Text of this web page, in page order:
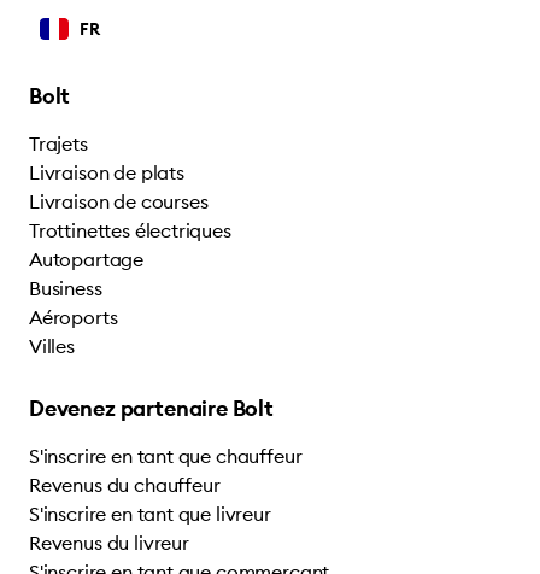
FR
Bolt
Trajets
Livraison de plats
Livraison de courses
Trottinettes électriques
Autopartage
Business
Aéroports
Villes
Devenez partenaire Bolt
S'inscrire en tant que chauffeur
Revenus du chauffeur
S'inscrire en tant que livreur
Revenus du livreur